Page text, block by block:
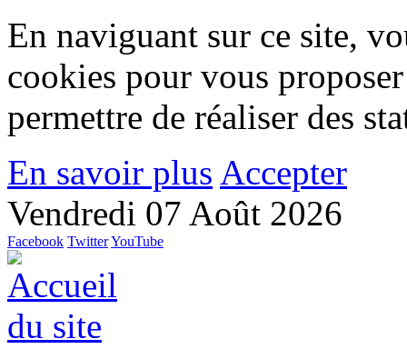
En naviguant sur ce site,
cookies pour vous
permettre de réaliser des
En savoir plus Accepter
Vendredi 07 Août 2026
Facebook TwitterYouTube